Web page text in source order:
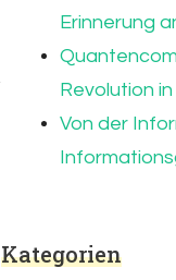
Erinnerung
Revolution
Von der
Kategorien